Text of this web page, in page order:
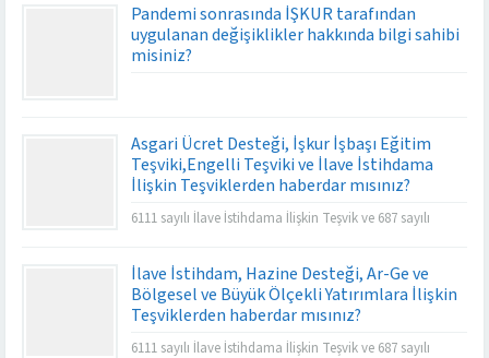
Pandemi sonrasında İŞKUR tarafından
uygulanan değişiklikler hakkında bilgi sahibi
misiniz?
Asgari Ücret Desteği, İşkur İşbaşı Eğitim
Teşviki,Engelli Teşviki ve İlave İstihdama
İlişkin Teşviklerden haberdar mısınız?
6111 sayılı İlave İstihdama İlişkin Teşvik ve 687 sayılı
sağlamaktadır.
İlave İstihdam, Hazine Desteği, Ar-Ge ve
Bölgesel ve Büyük Ölçekli Yatırımlara İlişkin
Teşviklerden haberdar mısınız?
6111 sayılı İlave İstihdama İlişkin Teşvik ve 687 sayılı